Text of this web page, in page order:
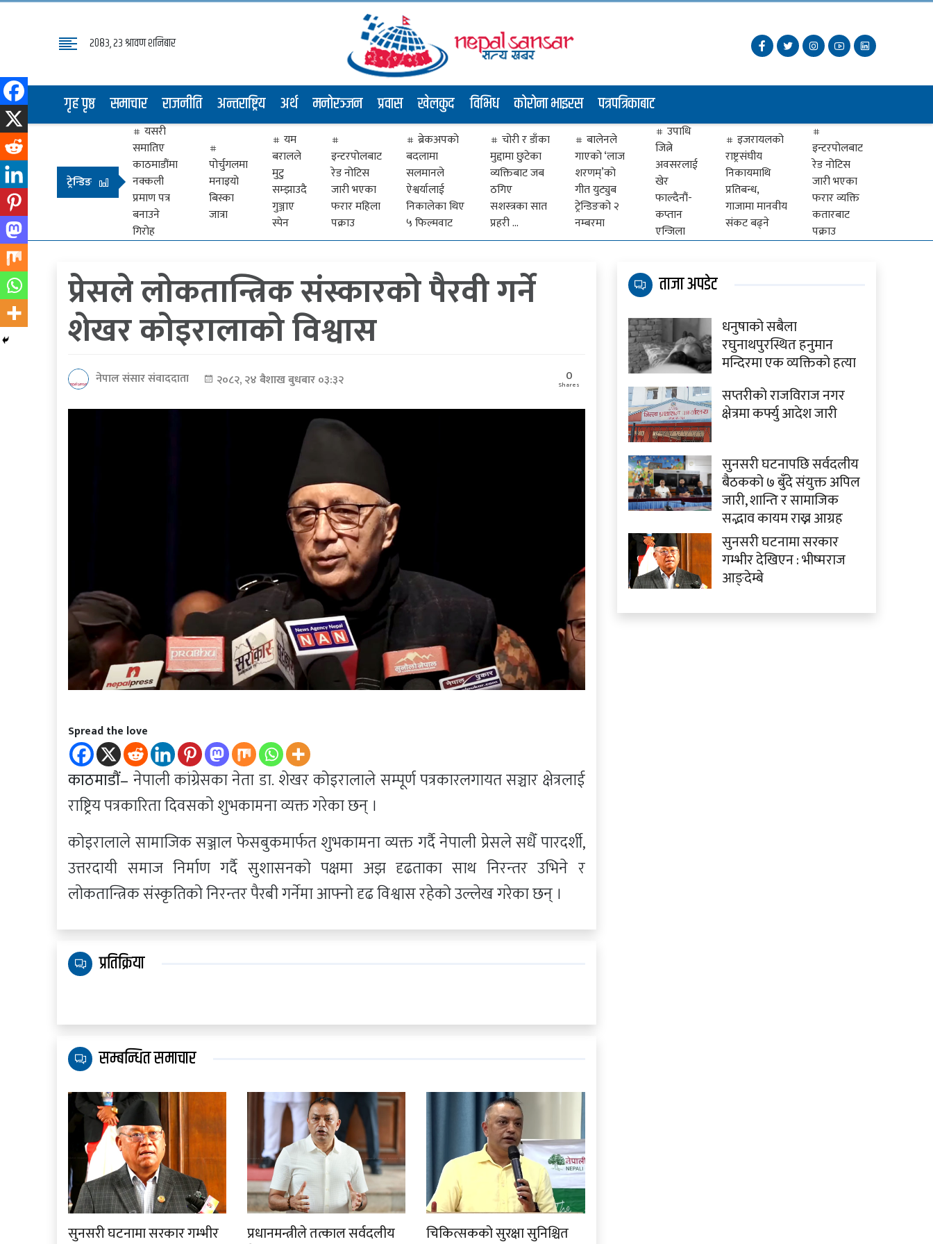
२०८३, २३ श्रावण शनिबार
गृह पृष्ठ समाचार राजनीति अन्तराष्ट्रिय अर्थ मनोरञ्जन प्रवास खेलकुद विभिध कोरोना भाइरस पत्रपत्रिकाबाट
पृष्ठ
समाचार
राजनीति
अन्तराष्ट्रिय
अर्थ
मनोरञ्जन
पत्रपत्रिकाबाट
ट्रेन्डिङ
यसरी
समातिए
काठमाडौंमा
नक्कली
प्रमाण पत्र
बनाउने
गिरोह
पोर्चुगलमा
मनाइयो
बिस्का
जात्रा
यम
बरालले
मुटु
सम्झाउदै
गुञ्जाए
स्पेन
इन्टरपोलबाट
रेड नोटिस
जारी भएका
फरार महिला
पक्राउ
ब्रेकअपकाे
बदलामा
सलमानले
ऐश्वर्यालाई
निकालेका थिए
५ फिल्मवाट
चोरी र डाँका
मुद्दामा छुटेका
व्यक्तिबाट जब
ठगिए
सशस्त्रका सात
प्रहरी …
बालेनले
गाएकाे ‘लाज
शरणम्’को
गीत युट्युब
ट्रेन्डिङको २
नम्बरमा
उपाधि
जित्ने
अवसरलाई
खेर
फाल्दैनौं-
कप्तान
एन्जिला
इजरायलको
राष्ट्रसंघीय
निकायमाथि
प्रतिबन्ध,
गाजामा मानवीय
संकट बढ्ने
इन्टरपोलबाट
रेड नोटिस
जारी भएका
फरार व्यक्ति
कतारबाट
पक्राउ
प्रेसले लोकतान्त्रिक संस्कारको पैरवी गर्ने
शेखर कोइरालाको विश्वास
नेपाल संसार संवाददाता २०८२, २४ बैशाख बुधबार ०३:३२ 0
Shares
Spread the love
काठमाडौं– नेपाली कांग्रेसका नेता डा. शेखर कोइरालाले सम्पूर्ण पत्रकारलगायत सञ्चार क्षेत्रलाई
राष्ट्रिय पत्रकारिता दिवसको शुभकामना व्यक्त गरेका छन् ।
कोइरालाले सामाजिक सञ्जाल फेसबुकमार्फत शुभकामना व्यक्त गर्दै नेपाली प्रेसले सधैँ पारदर्शी,
उत्तरदायी समाज निर्माण गर्दै सुशासनको पक्षमा अझ दृढताका साथ निरन्तर उभिने र
लोकतान्त्रिक संस्कृतिको निरन्तर पैरबी गर्नेमा आफ्नो दृढ विश्वास रहेको उल्लेख गरेका छन् ।
प्रतिक्रिया
सम्बन्धित समाचार
सुनसरी घटनामा सरकार गम्भीर
प्रधानमन्त्रीले तत्काल सर्वदलीय
चिकित्सकको सुरक्षा सुनिश्चित
ताजा अपडेट
धनुषाको सबैला
रघुनाथपुरस्थित हनुमान
मन्दिरमा एक व्यक्तिको हत्या
सप्तरीको राजविराज नगर
क्षेत्रमा कर्फ्यु आदेश जारी
सुनसरी घटनापछि सर्वदलीय
बैठकको ७ बुँदे संयुक्त अपिल
जारी, शान्ति र सामाजिक
सद्भाव कायम राख्न आग्रह
सुनसरी घटनामा सरकार
गम्भीर देखिएन : भीष्मराज
आङ्देम्बे